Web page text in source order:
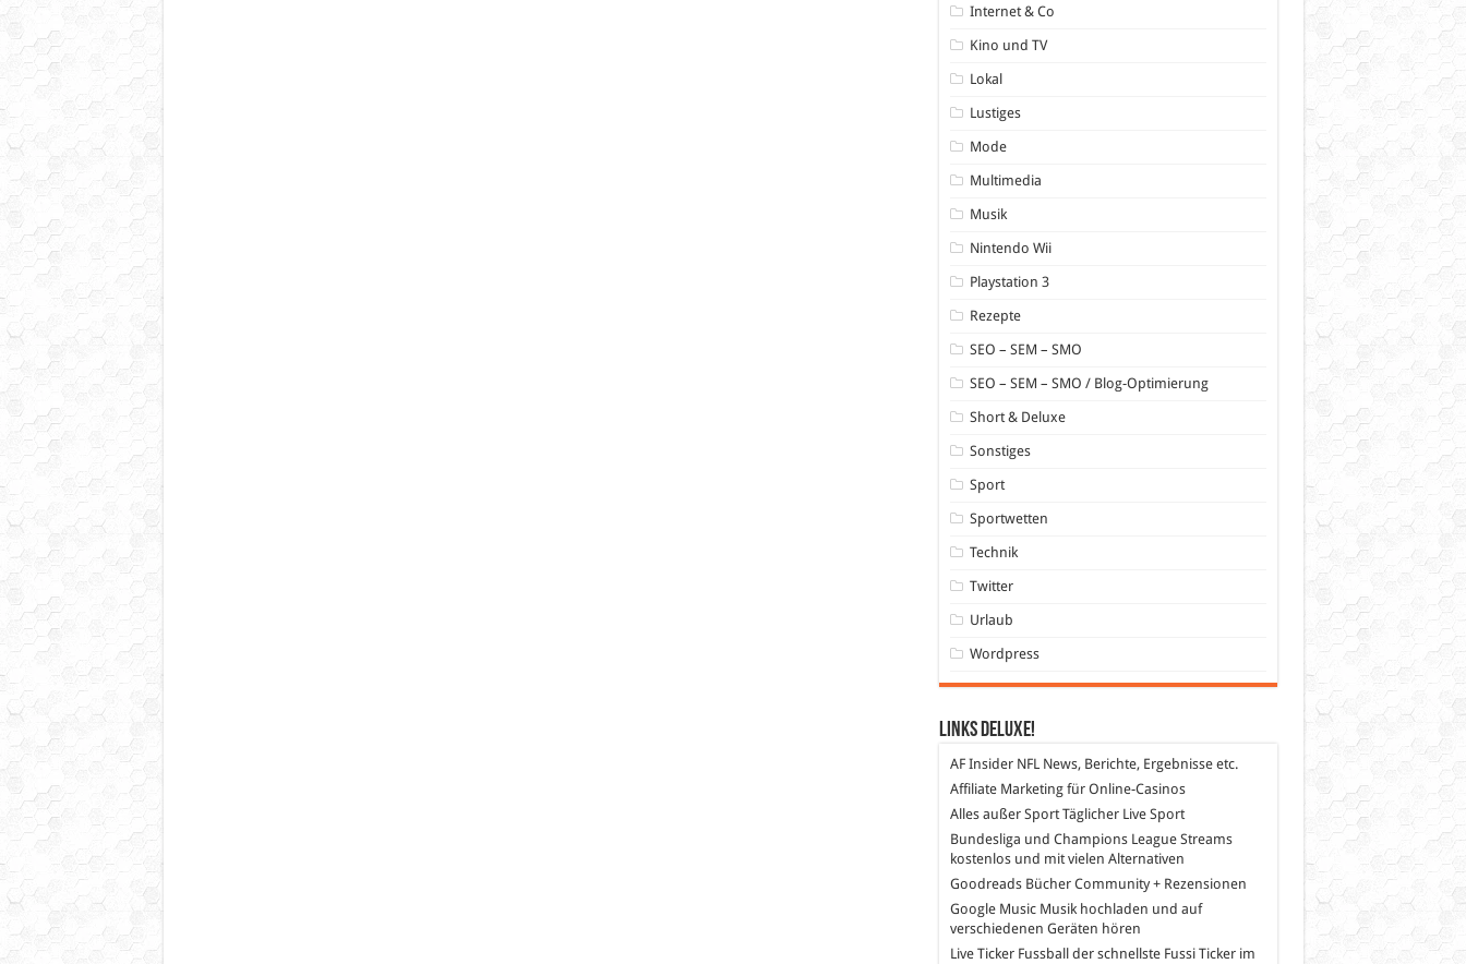
Internet & Co
Kino und TV
Lokal
Lustiges
Mode
Multimedia
Musik
Nintendo Wii
Playstation 3
Rezepte
SEO – SEM – SMO
SEO – SEM – SMO / Blog-Optimierung
Short & Deluxe
Sonstiges
Sport
Sportwetten
Technik
Twitter
Urlaub
Wordpress
Links DeLuXe!
AF InsiderNFL News, Berichte, Ergebnisse etc.
Affiliate Marketingfür Online-Casinos
Alles außer SportTäglicher Live Sport
Bundesliga und Champions League Streams
kostenlos und mit vielen Alternativen
GoodreadsBücher Community + Rezensionen
Google MusicMusik hochladen und auf
verschiedenen Geräten hören
Live Ticker Fussball
der schnellste Fussi Ticker im